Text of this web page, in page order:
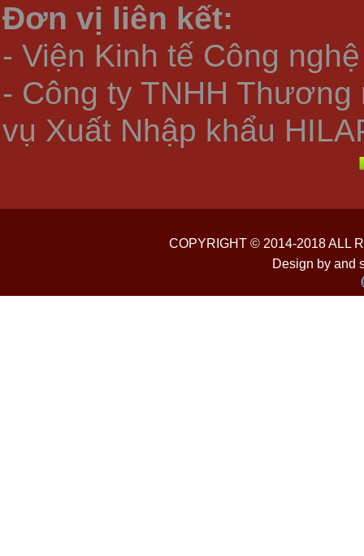
Đơn vị liên kết:
- Viện Kinh tế Công
- Công ty TNHH Thương
vụ Xuất Nhập khẩu
COPYRIGHT © 2014-2018 ALL
Design by and